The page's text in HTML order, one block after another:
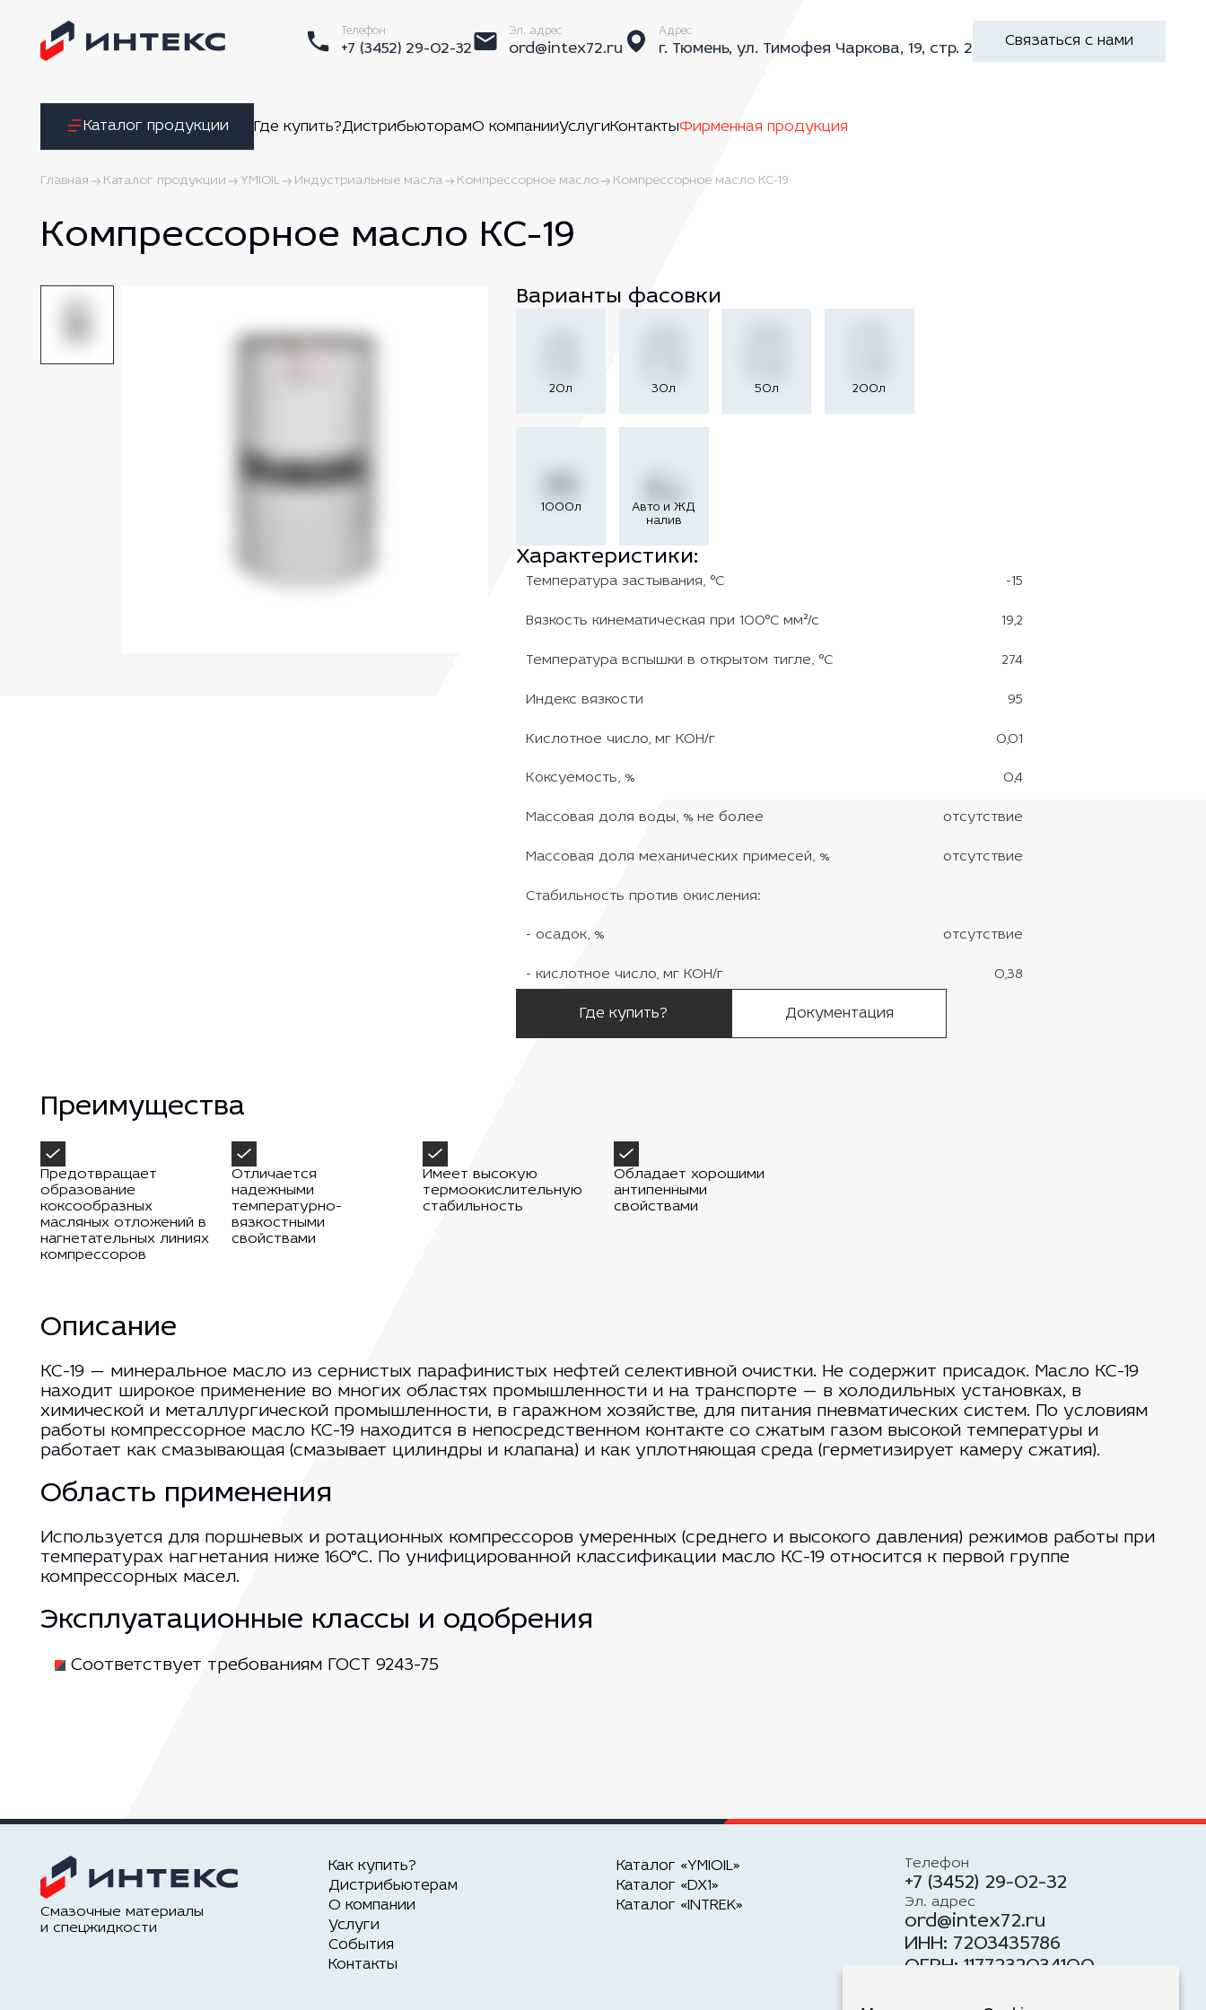
Телефон
+7 (3452) 29-02-32
Эл. адрес
ord@intex72.ru
Адрес
г. Тюмень, ул. Тимофея Чаркова, 19, стр. 2 Связаться с нами
Каталог продукции Где купить?ДистрибьюторамО компанииУслугиКонтактыФирменная продукция
Главная Каталог продукции YMIOIL Индустриальные масла Компрессорное масло Компрессорное масло КС-19
Компрессорное масло КС-19
Варианты фасовки
20л 30л 50л 200л
1000л
Авто и ЖД
налив
Характеристики:
Температура застывания, °С -15
Вязкость кинематическая при 100°С мм²/с 19,2
Температура вспышки в открытом тигле, °С 274
Индекс вязкости 95
Кислотное число, мг КОН/г 0,01
Коксуемость, % 0,4
Массовая доля воды, % не более отсутствие
Массовая доля механических примесей, % отсутствие
Стабильность против окисления:
- осадок, % отсутствие
- кислотное число, мг КОН/г 0,38
Где купить? Документация
Преимущества
Предотвращает
образование
коксообразных
масляных отложений в
нагнетательных линиях
компрессоров
Отличается
надежными
температурно-
вязкостными
свойствами
Имеет высокую
термоокислительную
стабильность
Обладает хорошими
антипенными
свойствами
Описание
КС-19 — минеральное масло из сернистых парафинистых нефтей селективной очистки. Не содержит присадок. Масло КС-19
находит широкое применение во многих областях промышленности и на транспорте — в холодильных установках, в
химической и металлургической промышленности, в гаражном хозяйстве, для питания пневматических систем. По условиям
работы компрессорное масло КС-19 находится в непосредственном контакте со сжатым газом высокой температуры и
работает как смазывающая (смазывает цилиндры и клапана) и как уплотняющая среда (герметизирует камеру сжатия).
Область применения
Используется для поршневых и ротационных компрессоров умеренных (среднего и высокого давления) режимов работы при
температурах нагнетания ниже 160°C. По унифицированной классификации масло КС-19 относится к первой группе
компрессорных масел.
Эксплуатационные классы и одобрения
Соответствует требованиям ГОСТ 9243-75
Смазочные материалы
и спецжидкости
Как купить?
Дистрибьютерам
О компании
Услуги
События
Контакты
Каталог «YMIOIL»
Каталог «DX1»
Каталог «INTREK»
Телефон
+7 (3452) 29-02-32
Эл. адрес
ord@intex72.ru
ИНН: 7203435786
ОГРН: 1177232034100
625059, Российская